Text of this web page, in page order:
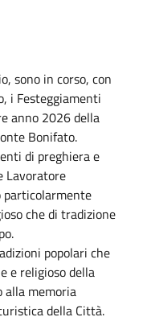
sono in corso, con
i Festeggiamenti
anno 2026 della
Bonifato.
di preghiera e
Lavoratore
particolarmente
che di tradizione
popolari che
e religioso della
alla memoria
della Città.